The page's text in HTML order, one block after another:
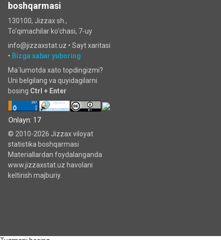
boshqarmasi
130100, Jizzax sh.,
To'qimachilar ko‘chаsi, 7-uy
info@jizzaxstat.uz • Sayt xaritasi
• Bizga xabar yuboring
Ma`lumotda xato topdingizmi?
Uni belgilang va quyidagilarni
bosing Ctrl + Enter
Onlayn: 17
© 2010-2026 Jizzax viloyat
statistika boshqarmasi
Materiallardan foydalanganda
www.jizzaxstat.uz havolani
keltirish majburiy.